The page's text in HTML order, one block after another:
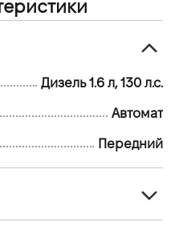
Дизель 1.6 л, 130 л.с.
Автомат
Передний